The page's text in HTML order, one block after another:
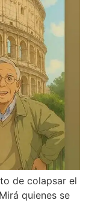
de colapsar el
quienes se